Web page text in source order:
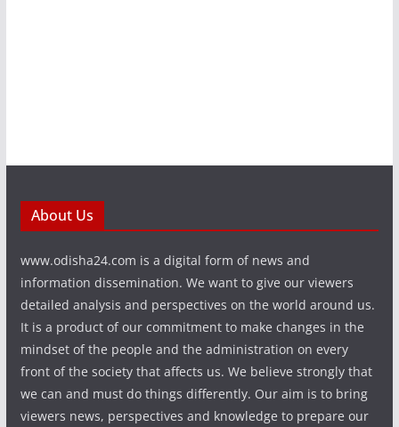
About Us
www.odisha24.com is a digital form of news and
information dissemination. We want to give our viewers
detailed analysis and perspectives on the world around us.
It is a product of our commitment to make changes in the
mindset of the people and the administration on every
front of the society that affects us. We believe strongly that
we can and must do things differently. Our aim is to bring
viewers news, perspectives and knowledge to prepare our